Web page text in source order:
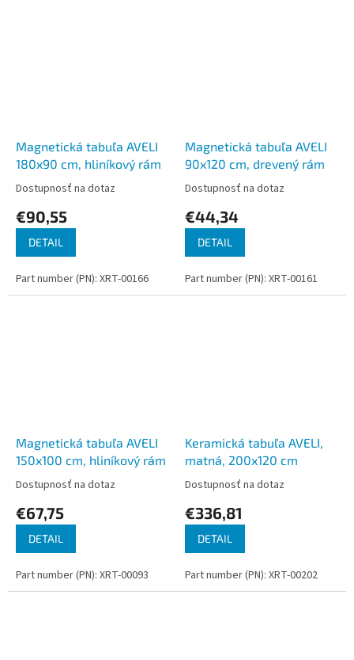
Magnetická tabuľa AVELI
180x90 cm, hliníkový rám
Dostupnosť na dotaz
€90,55
DETAIL
Part number (PN): XRT-00166
Magnetická tabuľa AVELI
90x120 cm, drevený rám
Dostupnosť na dotaz
€44,34
DETAIL
Part number (PN): XRT-00161
Magnetická tabuľa AVELI
150x100 cm, hliníkový rám
Dostupnosť na dotaz
€67,75
DETAIL
Part number (PN): XRT-00093
Keramická tabuľa AVELI,
matná, 200x120 cm
Dostupnosť na dotaz
€336,81
DETAIL
Part number (PN): XRT-00202